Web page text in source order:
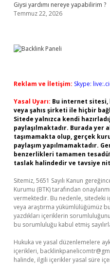
Giysi yardımı nereye yapabilirim ?
Temmuz 22, 2026
Reklam ve İletişim: Skype:
Yasal Uyarı: Bu internet sitesi,
veya şahıs şirketi ile hiçbir
Sitede yalnızca kendi
paylaşılmaktadır. Burada
taşımamakta olup, gerçek
paylaşım yapılmamaktadır.
benzerlikleri tamamen
taslak halindedir ve tavsiye
Sitemiz, 5651 Sayılı Kanun
Kurumu (BTK) tarafından
vermektedir. Bu nedenle, sitedeki
veya araştırma yükümlülüğümüz
yazdıkları içeriklerin
bu sorumluluğu kabul etmiş
Hukuka ve yasal düzenlemelere
içerikleri,
halinde, ilgili içerikler yasal süre